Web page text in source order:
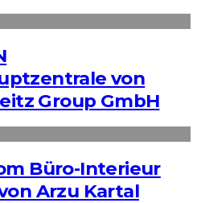
von
Group GmbH
Büro-Interieur
Arzu Kartal